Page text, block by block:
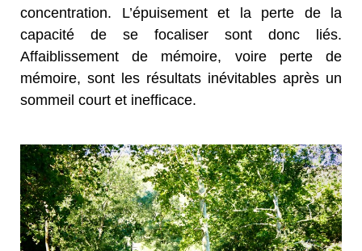
concentration. L’épuisement et la perte de la
capacité de se focaliser sont donc liés.
Affaiblissement de mémoire, voire perte de
mémoire, sont les résultats inévitables après un
sommeil court et inefficace.